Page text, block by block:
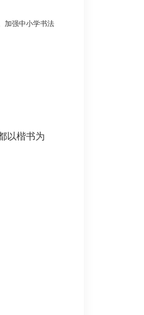
加强中小学书法
以楷书为